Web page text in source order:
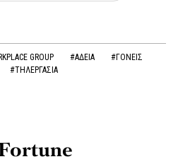
GROUP #ΑΔΕΙΑ
#ΓΟΝΕΙΣ
#ΤΗΛΕΡΓΑΣΙΑ